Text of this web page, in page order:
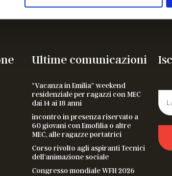
Ultime comunicazioni
“Vacanza in Emilia” weekend
residenziale per ragazzi con MEC
dai 14 ai 18 anni
incontro in presenza riservato a
60 giovani con Emofilia o altre
MEC, alle ragazze portatrici
Corso rivolto agli aspiranti Tecnici
dell’animazione sociale
Congresso mondiale WFH 2026